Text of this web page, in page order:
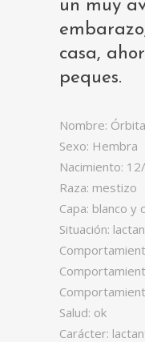
un muy
casa,
peques.
Nombre: Órbita
Sexo: Hembra
Nacimiento:
Raza: mestizo
Capa: blanco y
Situación:
Salud: ok
Carácter: